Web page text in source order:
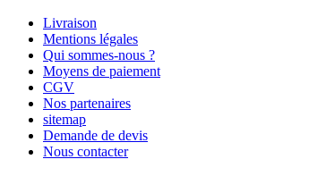
Livraison
Mentions légales
Qui sommes-nous ?
Moyens de paiement
CGV
Nos partenaires
sitemap
Demande de devis
Nous contacter